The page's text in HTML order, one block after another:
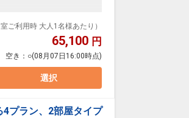
50%貯まります。
）が可能なプランもござ
ご利用時 大人1名様あたり）
65,100 円
空き： ○(08月07日16:00時点)
選択
4プラン、2部屋タイプ